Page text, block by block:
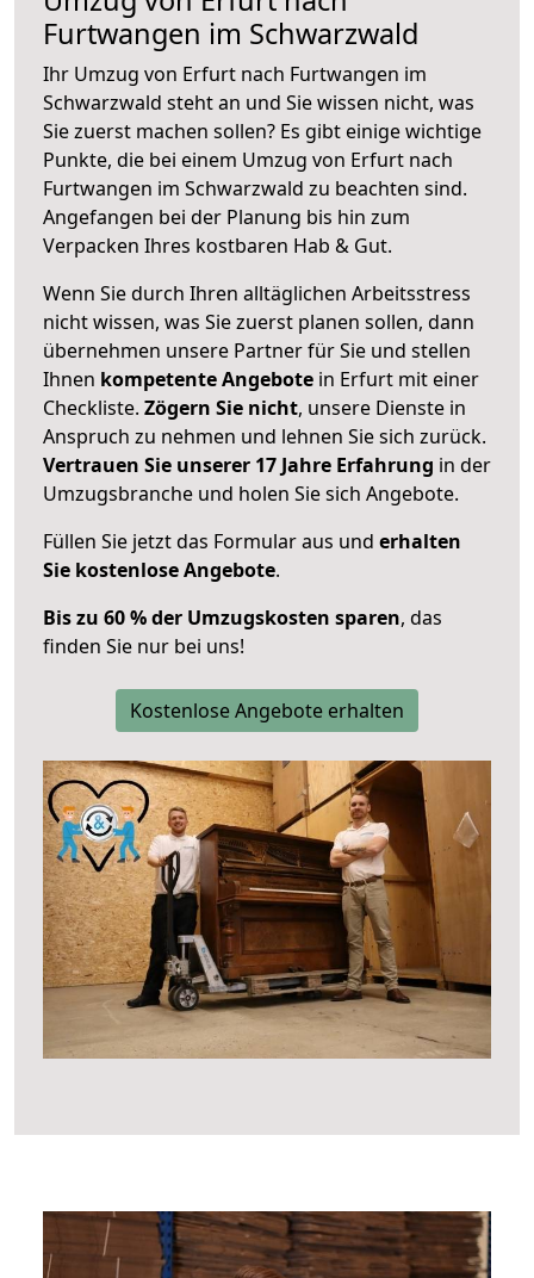
Furtwangen im Schwarzwald
Ihr Umzug von Erfurt nach Furtwangen im
Schwarzwald steht an und Sie wissen nicht, was
Sie zuerst machen sollen? Es gibt einige wichtige
Punkte, die bei einem Umzug von Erfurt nach
Furtwangen im Schwarzwald zu beachten sind.
Angefangen bei der Planung bis hin zum
Verpacken Ihres kostbaren Hab & Gut.
Wenn Sie durch Ihren alltäglichen Arbeitsstress
nicht wissen, was Sie zuerst planen sollen, dann
übernehmen unsere Partner für Sie und stellen
Ihnen kompetente Angebote in Erfurt mit einer
Checkliste. Zögern Sie nicht, unsere Dienste in
Anspruch zu nehmen und lehnen Sie sich zurück.
Vertrauen Sie unserer 17 Jahre Erfahrung in der
Umzugsbranche und holen Sie sich Angebote.
Füllen Sie jetzt das Formular aus und erhalten
Sie kostenlose Angebote.
Bis zu 60 % der Umzugskosten sparen, das
finden Sie nur bei uns!
Kostenlose Angebote erhalten